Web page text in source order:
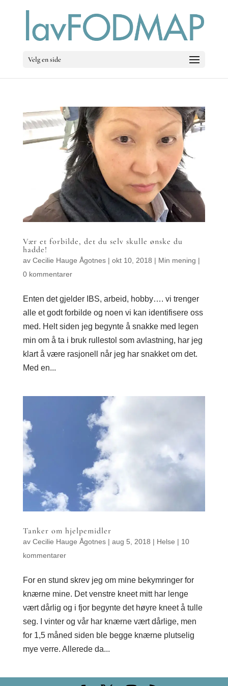
Velg en side
Vær et forbilde, det du selv skulle ønske du
hadde!
av Cecilie Hauge Ågotnes| okt 10, 2018 | Min mening |
0 kommentarer
Enten det gjelder IBS, arbeid, hobby…. vi trenger
alle et godt forbilde og noen vi kan identifisere oss
med. Helt siden jeg begynte å snakke med legen
min om å ta i bruk rullestol som avlastning, har jeg
klart å være rasjonell når jeg har snakket om det.
Med en...
Tanker om hjelpemidler
av Cecilie Hauge Ågotnes| aug 5, 2018 | Helse | 10
kommentarer
For en stund skrev jeg om mine bekymringer for
knærne mine. Det venstre kneet mitt har lenge
vært dårlig og i fjor begynte det høyre kneet å tulle
seg. I vinter og vår har knærne vært dårlige, men
for 1,5 måned siden ble begge knærne plutselig
mye verre. Allerede da...